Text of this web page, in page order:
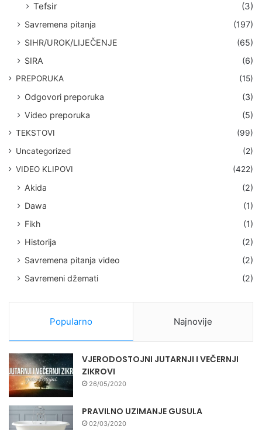
Tefsir
(3)
Savremena pitanja
(197)
SIHR/UROK/LIJEČENJE
(65)
SIRA
(6)
PREPORUKA (15)
Odgovori preporuka
(3)
Video preporuka
(5)
TEKSTOVI
(99)
Uncategorized
(2)
VIDEO KLIPOVI
(422)
Akida
(2)
Dawa
(1)
Fikh
(1)
Historija
(2)
Savremena pitanja video
(2)
Savremeni džemati
(2)
Popularno Najnovije
VJERODOSTOJNI JUTARNJI I VEČERNJI
ZIKROVI
26/05/2020
PRAVILNO UZIMANJE GUSULA
02/03/2020